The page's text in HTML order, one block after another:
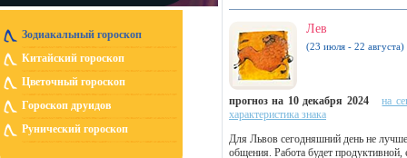
Зодиакальный гороскоп
Китайский гороскоп
Цветочный гороскоп
Гороскоп друидов
Рунический гороскоп
Лев
(23 июля - 22 августа)
прогноз на 10 декабря 2024
на
характеристика знака
Для Львов сегодняшний день не
общения. Работа будет продуктивной,